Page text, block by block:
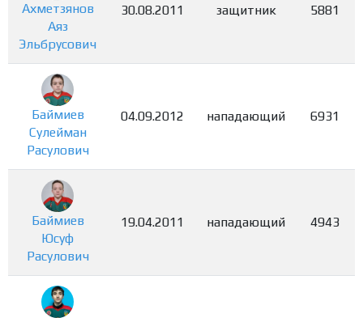
Ахметзянов
Аяз
Эльбрусович
30.08.2011 защитник 5881
Баймиев
Сулейман
Расулович
04.09.2012 нападающий 6931
Баймиев
Юсуф
Расулович
19.04.2011 нападающий 4943